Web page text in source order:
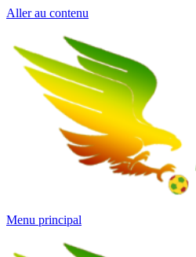
Aller au contenu
Menu principal